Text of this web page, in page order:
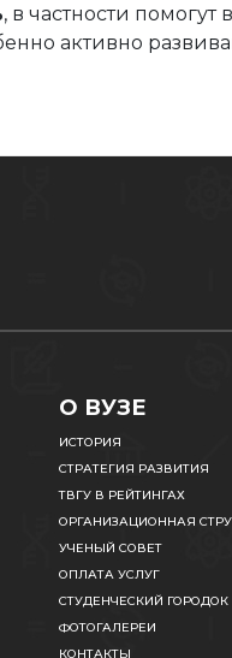
, в частности помогут
активно
О ВУЗЕ
ИСТОРИЯ
СТРАТЕГИЯ РАЗВИТИЯ
ТВГУ В РЕЙТИНГАХ
ОРГАНИЗАЦИОННАЯ
УЧЕНЫЙ СОВЕТ
ОПЛАТА УСЛУГ
СТУДЕНЧЕСКИЙ ГОРОДОК
ФОТОГАЛЕРЕИ
КОНТАКТЫ